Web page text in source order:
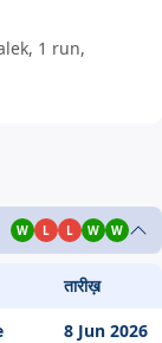
1 run,
W L L W W
तारीख़
8 Jun 2026